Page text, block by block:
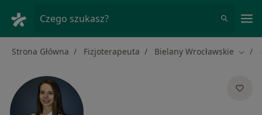
Czego szukasz?
Strona Główna Fizjoterapeuta Bielany Wrocławskie